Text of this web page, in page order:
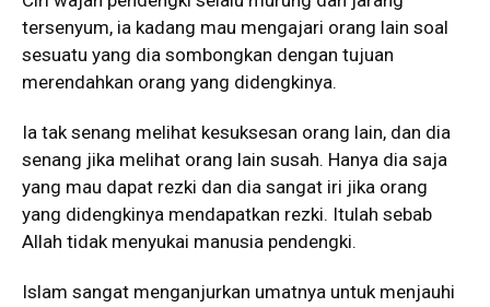
tersenyum, ia kadang mau mengajari orang lain soal
sesuatu yang dia sombongkan dengan tujuan
merendahkan orang yang didengkinya.
Ia tak senang melihat kesuksesan orang lain, dan dia
senang jika melihat orang lain susah. Hanya dia saja
yang mau dapat rezki dan dia sangat iri jika orang
yang didengkinya mendapatkan rezki. Itulah sebab
Allah tidak menyukai manusia pendengki.
Islam sangat menganjurkan umatnya untuk menjauhi